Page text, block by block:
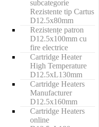
subcategorie
Rezistente tip Cartus
D12.5x80mm
Rezistențe patron
D12.5x100mm cu
fire electrice
Cartridge Heater
High Temperature
D12.5xL130mm
Cartridge Heaters
Manufacturer
D12.5x160mm
Cartridge Heaters
online